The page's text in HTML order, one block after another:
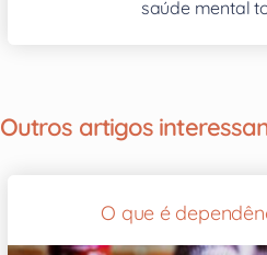
saúde mental
Outros artigos
O que é